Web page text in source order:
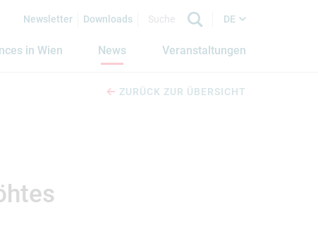
Newsletter Downloads DE
in Wien News Veranstaltungen
ZURÜCK ZUR ÜBERSICHT